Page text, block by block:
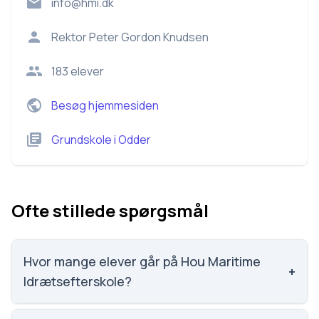
RektorPeter Gordon Knudsen
183elever
Besøg hjemmesiden
GrundskoleiOdder
Ofte stillede spørgsmål
Hvor mange elever går på Hou Maritime
Idrætsefterskole?
+
Hou Maritime Idrætsefterskole har 183 elever, hvilket